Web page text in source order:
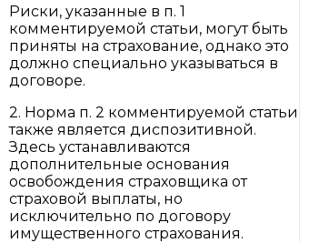
Риски, указанные в п. 1
комментируемой статьи, могут быть
приняты на страхование, однако это
должно специально указываться в
договоре.
2. Норма п. 2 комментируемой статьи
также является диспозитивной.
Здесь устанавливаются
дополнительные основания
освобождения страховщика от
страховой выплаты, но
исключительно по договору
имущественного страхования.